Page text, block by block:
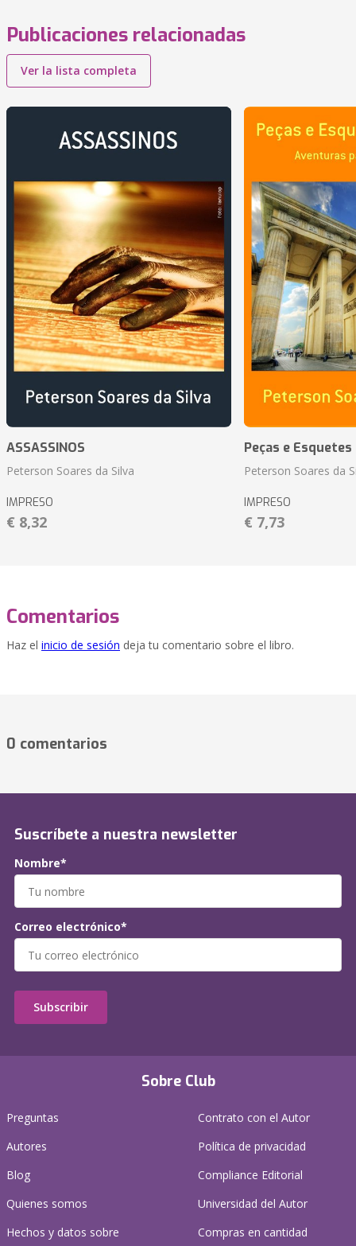
Publicaciones relacionadas
Ver la lista completa
ASSASSINOS
Peterson Soares da Silva
IMPRESO
€ 8,32
Peças e
Peterson Soares da
IMPRESO
€ 7,73
Comentarios
Haz el inicio de sesión deja tu comentario sobre el libro.
0 comentarios
Sobre Club
Preguntas
Autores
Blog
Quienes somos
Hechos y datos sobre
Contrato con el Autor
Política de privacidad
Compliance Editorial
Universidad del Autor
Compras en cantidad
Suscríbete a nuestra newsletter
Nombre*
Correo electrónico*
Subscribir